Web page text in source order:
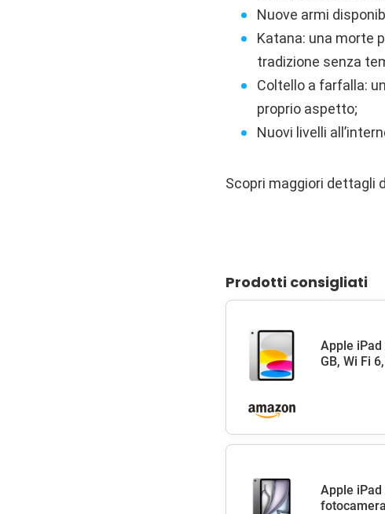
Nuove armi
Katana: una morte
tradizione senza
Coltello a farfalla:
proprio aspetto;
Nuovi livelli
Scopri maggiori dettagli
Prodotti consigliati
Apple
GB, Wi Fi
Apple